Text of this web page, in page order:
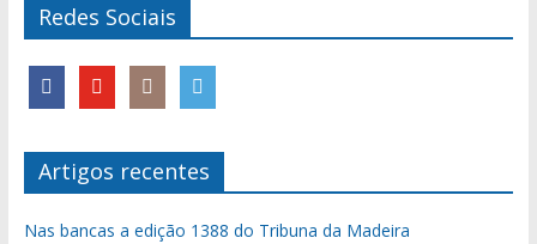
Redes Sociais
Artigos recentes
Nas bancas a edição 1388 do Tribuna da Madeira